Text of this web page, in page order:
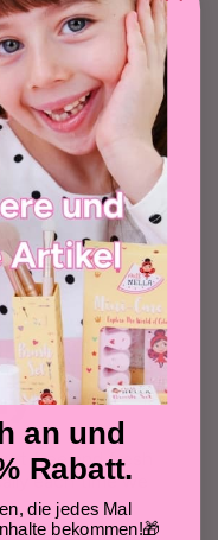
gift
free and fresh
each time we
an und
Rabatt.
die jedes Mal
bekommen!🎁